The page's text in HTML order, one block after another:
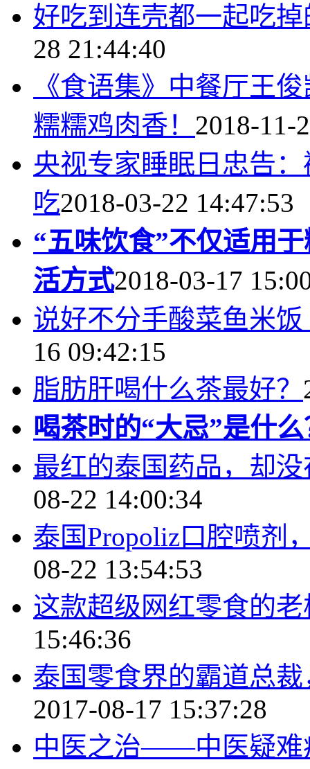
好吃到连壳都一起吃
28 21:44:40
《食语集》中餐厅王
糯糯鸡肉香！ 2018-11-
央视专家睡眠日忠告
吃2018-03-22 14:47:53
“五味饮食”不仅适用
活方式2018-03-17
说好不分手酸菜鱼米
16 09:42:15
脂肪肝喝什么茶最好？
喝茶时的“大忌”是什
最红的泰国药品，却
08-22 14:00:34
泰国Propoliz口腔喷剂
08-22 13:54:53
这款超级网红零食的
15:46:36
泰国零食界的霸道总
2017-08-17 15:37:28
中医之治——中医疑难